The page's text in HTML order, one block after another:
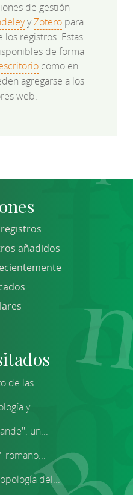
de gestión
yZoteropara
registros. Estas
de forma
como en
agregarse a los
web.
añadidos
de las...
y...
un...
romano...
del...